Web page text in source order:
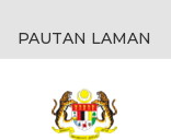
PAUTAN LAMAN